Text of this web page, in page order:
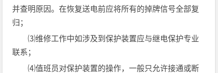
并查明原因。在恢复送电前应将所有的掉牌信号全部复
归；
⑶维修工作中如涉及到保护装置应与继电保护专业
联系；
⑷值班员对保护装置的操作，一般只允许接通或断